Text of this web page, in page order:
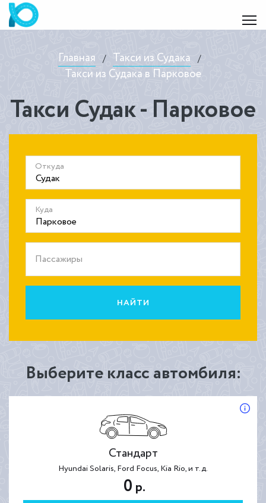
Главная / Такси из Судака /
Такси из Судака в Парковое
Такси Судак - Парковое
Откуда
Куда
Пассажиры
НАЙТИ
Выберите класс автомбиля:
Стандарт
Hyundai Solaris, Ford Focus, Kia Rio, и т.д.
0 р.